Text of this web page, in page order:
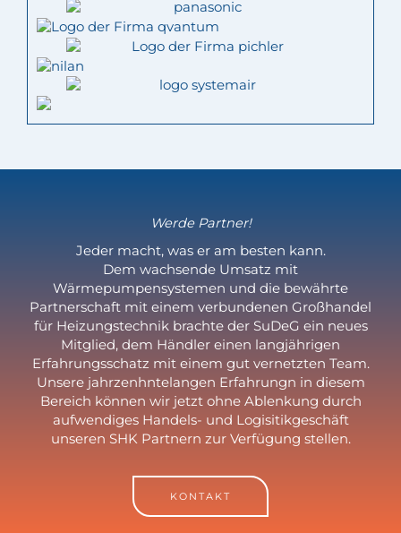
Werde Partner!
Jeder macht, was er am besten kann.
Dem wachsende Umsatz mit
Wärmepumpensystemen und die bewährte
Partnerschaft mit einem verbundenen Großhandel
für Heizungstechnik brachte der SuDeG ein neues
Mitglied, dem Händler einen langjährigen
Erfahrungsschatz mit einem gut vernetzten Team.
Unsere jahrzenhntelangen Erfahrungn in diesem
Bereich können wir jetzt ohne Ablenkung durch
aufwendiges Handels- und Logisitikgeschäft
unseren SHK Partnern zur Verfügung stellen.
KONTAKT